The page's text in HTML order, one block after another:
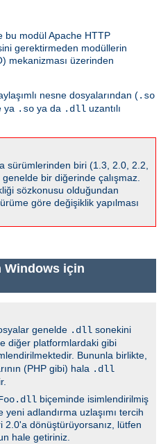
bu modül Apache HTTP
gerektirmeden modüllerin
mekanizması üzerinden
nesne dosyalarından (.so
ya .so ya da .dll uzantılı
sürümlerinden biri (1.3, 2.0, 2.2,
bir diğerinde çalışmaz.
sözkonusu olduğundan
göre değişiklik yapılması
Windows için
genelde .dll sonekini
diğer platformlardaki gibi
Bununla birlikte,
(PHP gibi) hala .dll
biçeminde isimlendirilmiş
adlandırma uzlaşımı tercih
dönüştürüyorsanız, lütfen
hale getiriniz.